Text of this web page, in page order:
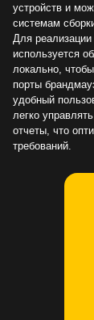
устройств и
системам
Для реализации
используется
локально,
порты
удобный
легко
отчеты, что
требований.